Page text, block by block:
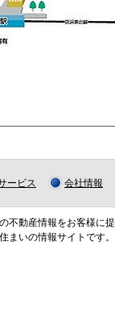
ービス 会社情報
不動産情報をお客様に
まいの情報サイトです。